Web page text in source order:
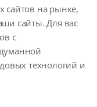
сайтов на рынке,
сайты. Для вас
с
технологий и